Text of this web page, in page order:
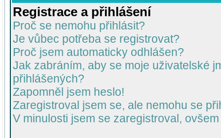
Registrace a přihlášení
Proč se nemohu přihlásit?
Je vůbec potřeba se registrovat?
Proč jsem automaticky odhlášen?
Jak zabráním, aby se moje uživatelské
přihlášených?
Zapomněl jsem heslo!
Zaregistroval jsem se, ale nemohu se
V minulosti jsem se zaregistroval,